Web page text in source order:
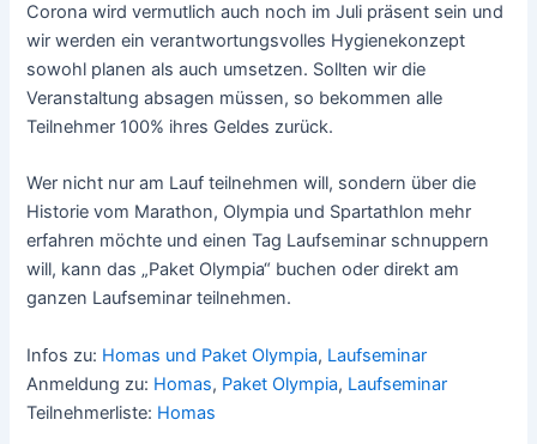
Corona wird vermutlich auch noch im Juli präsent sein und
wir werden ein verantwortungsvolles Hygienekonzept
sowohl planen als auch umsetzen. Sollten wir die
Veranstaltung absagen müssen, so bekommen alle
Teilnehmer 100% ihres Geldes zurück.
Wer nicht nur am Lauf teilnehmen will, sondern über die
Historie vom Marathon, Olympia und Spartathlon mehr
erfahren möchte und einen Tag Laufseminar schnuppern
will, kann das „Paket Olympia“ buchen oder direkt am
ganzen Laufseminar teilnehmen.
Infos zu: Homas und Paket Olympia, Laufseminar
Anmeldung zu: Homas, Paket Olympia, Laufseminar
Teilnehmerliste: Homas